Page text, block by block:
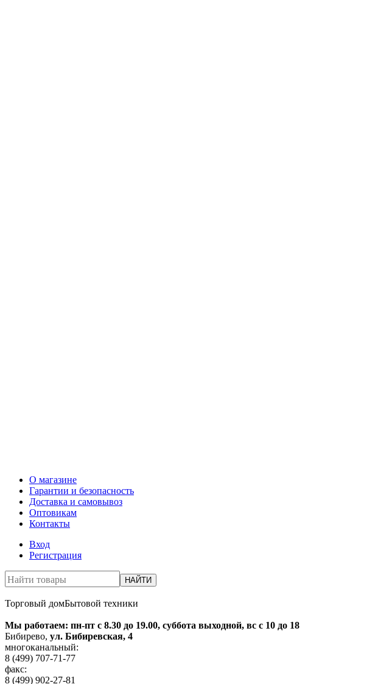
О магазине
Гарантии и безопасность
Доставка и самовывоз
Оптовикам
Контакты
Вход
Регистрация
НАЙТИ
Торговый домБытовой техники
Мы работаем: пн-пт с 8.30 до 19.00, суббота выходной, вс с 10 до 18
Бибирево, ул. Бибиревская, 4
многоканальный:
8 (499) 707-71-77
факс:
8 (499) 902-27-81